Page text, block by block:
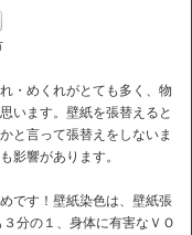
・めくれがとても多く、物
います。壁紙を張替えると
と言って張替えをしないま
影響があります。
です！壁紙染色は、壁紙張
分の１、身体に有害なＶＯ